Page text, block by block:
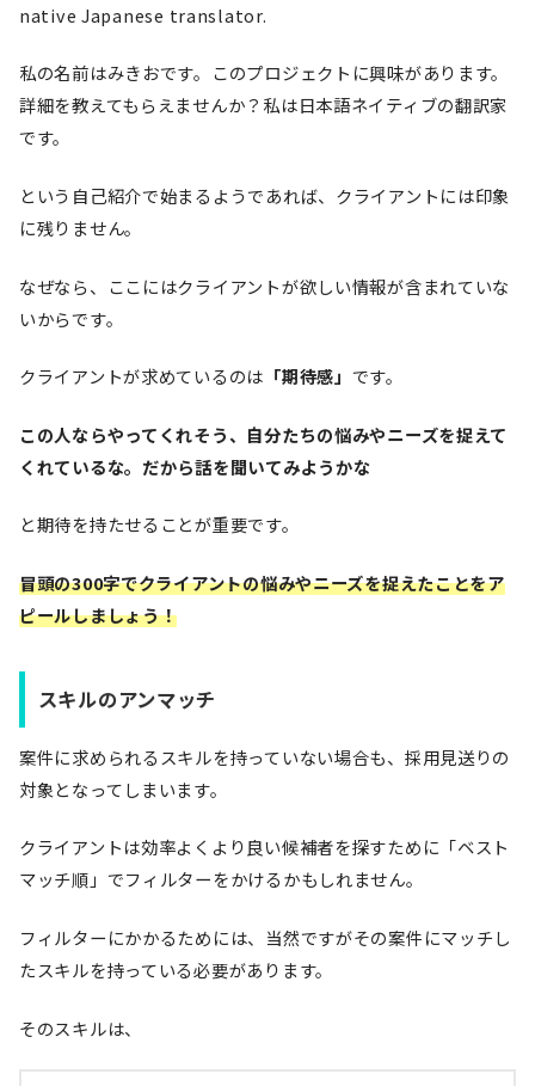
native Japanese translator.
私の名前はみきおです。このプロジェクトに興味があります。
詳細を教えてもらえませんか？私は日本語ネイティブの翻訳家
です。
という自己紹介で始まるようであれば、クライアントには印象
に残りません。
なぜなら、ここにはクライアントが欲しい情報が含まれていな
いからです。
クライアントが求めているのは 「期待感」 です。
この人ならやってくれそう、自分たちの悩みやニーズを捉えて
くれているな。だから話を聞いてみようかな
と期待を持たせることが重要です。
冒頭の300字でクライアントの悩みやニーズを捉えたことをア
ピールしましょう！
スキルのアンマッチ
案件に求められるスキルを持っていない場合も、採用見送りの
対象となってしまいます。
クライアントは効率よくより良い候補者を探すために「ベスト
マッチ順」でフィルターをかけるかもしれません。
フィルターにかかるためには、当然ですがその案件にマッチし
たスキルを持っている必要があります。
そのスキルは、